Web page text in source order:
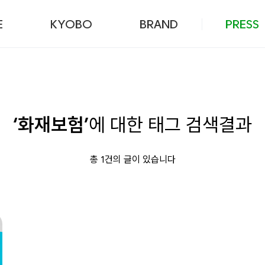
KYOBO BRAND PRESS
‘화재보험’에 대한 태그 검색결과
총 1건의 글이 있습니다